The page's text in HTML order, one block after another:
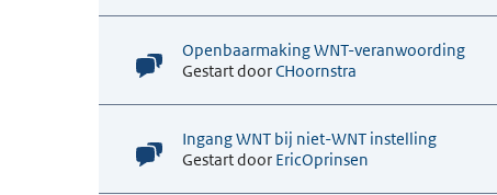
Openbaarmaking WNT-veranwoording
Gestart doorCHoornstra
Ingang WNT bij niet-WNT instelling
Gestart door EricOprinsen